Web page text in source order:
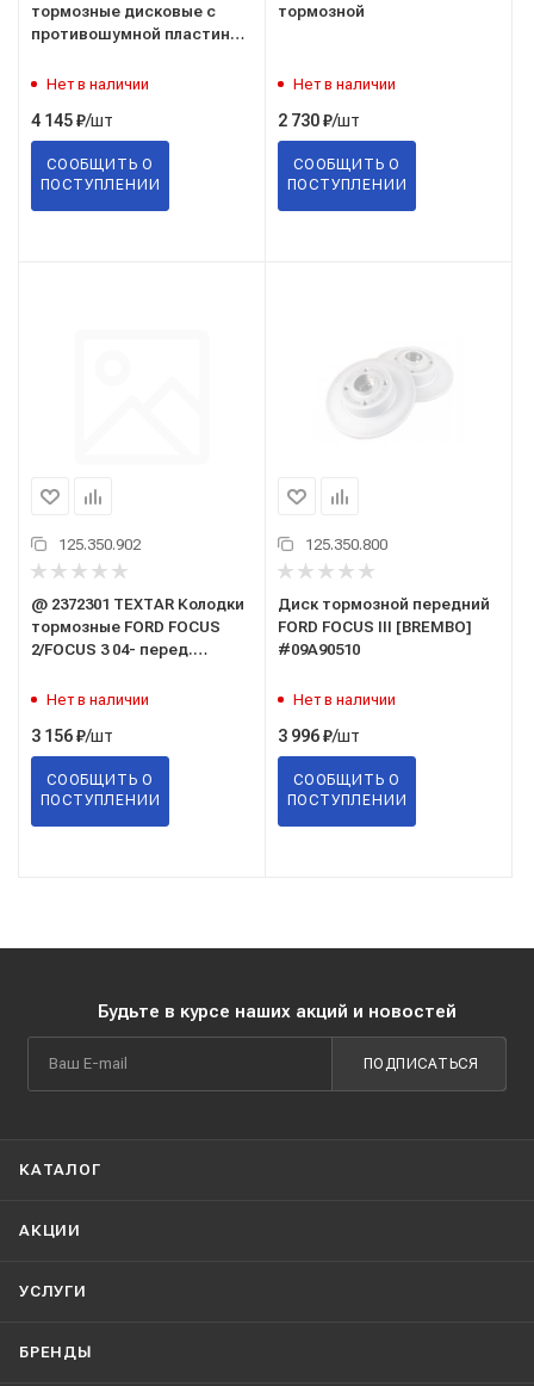
тормозные дисковые с
противошумной пластиной
Нет в наличии
4 145₽/шт
СООБЩИТЬ О
ПОСТУПЛЕНИИ
тормозной
Нет в наличии
2 730₽/шт
СООБЩИТЬ О
ПОСТУПЛЕНИИ
125.350.902
@ 2372301 TEXTAR Колодки
тормозные FORD FOCUS
2/FOCUS 3 04- перед.
Нет в наличии
3 156₽/шт
СООБЩИТЬ О
ПОСТУПЛЕНИИ
125.350.800
Диск тормозной передний
FORD FOCUS III [BREMBO]
#09A90510
Нет в наличии
3 996₽/шт
СООБЩИТЬ О
ПОСТУПЛЕНИИ
Будьте в курсе наших акций и новостей
ПОДПИСАТЬСЯ
КАТАЛОГ
АКЦИИ
УСЛУГИ
БРЕНДЫ